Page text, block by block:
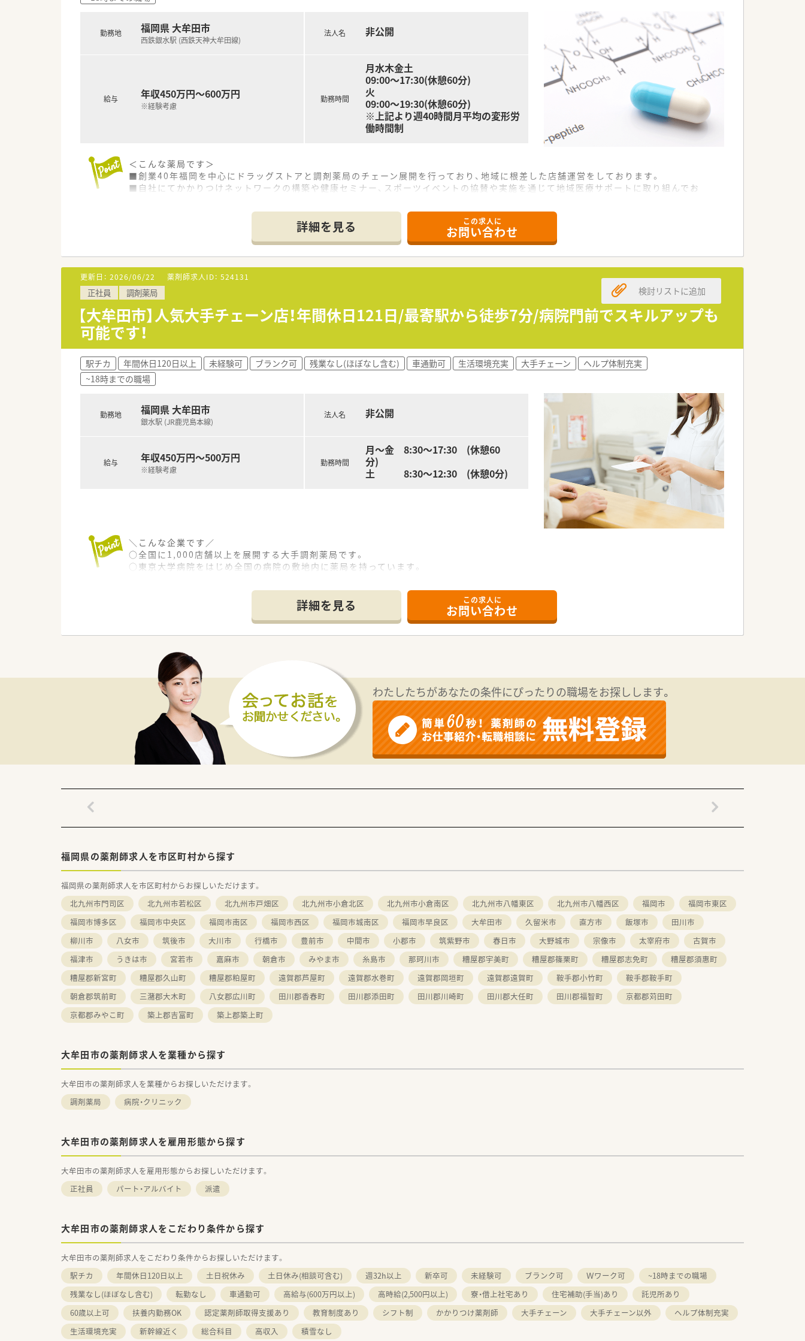
M&Aによる店舗拡大と業界のリーディングカンパニーとして成長を続けています。
＼研修制度／
認定薬剤師取得支援制度、各種学会参加、大学院奨学資金制度、他）
海外研修を含めて50種類以上の研修プログラムで社員の成長をサポートしてくれます。
〇個別の教育プログラムによってスキルアップをサポート！
新入社員研修、フォローアップ研修、マネジメント研修と段階を追って
5年の教育プログラムを実施しています。
年間休日120日以上、「連続休暇制度（年に1回、最大9連休を取得できる制度）」等
プライベートも充実出来る様にワークライフバランスを後押ししてくれる制度が充実しています。
〇社員割引制度、財形貯蓄制度、スポーツジム優待等が受けられる他、
提携の保養施設は全国に40ヵ所あります。
産休、育休取得はもちろんのこと、育児短時間勤務制度を実施
育児休業より復帰後、1日最大2時間短縮して勤務できる制度です。
法律では3歳までですが、同社では小学校就学時までの期間利用可能♪
〇転居を伴う異動のある採用枠もありますが(転居を伴わない採用も可)
帰省旅費（年2回5万円まで）と帰省休暇（連続4日間）を受けられます。
勤務地 福岡県 大牟田市
西鉄銀水駅 (西鉄天神大牟田線)
給与 年収450万円～600万円
※経験考慮
法人名 非公開
勤務時間
月水木金土
09:00～17:30(休憩60分)
火
09:00～19:30(休憩60分)
※上記より週40時間月平均の変形労
働時間制
＜こんな薬局です＞
■創業40年福岡を中心にドラッグストアと調剤薬局のチェーン展開を行っており、地域に根差した店舗運営をしております。
■自社にてかかりつけネットワークの構築や健康セミナー、スポーツイベントの協賛や実施を通じて地域医療サポートに取り組んでお
■調剤ロボット等、最新の調剤機器を導入し調剤・監査業務を効率化することで薬剤師の対人業務を強化しております。
■ドラッグ部門と調剤部門は分かれておりますのでOTCの知識を身に着けながらもしっかりと分業ができております。
■調剤専門の店舗です。
■お車での通勤が便利なエリアです。
■精神科メイン応需の薬局です。
＜ワークライフ・バランスを推進＞
■社員の健康増進に取り組み、残業時間も毎年改善傾向で平均8時間/月！ホワイト500にも認定されています！
■産育休からの復帰率97.2％と女性も長く働くことができる企業です。
■離職率7.4％と新卒からの定着率も高く「働きやすい」と定評のある企業です。
■年間休日110日。今後、毎年年間休日数を増やして行く予定です！
＜薬局としての取り組みについて＞
■会社内の勉強会も充実しており新人研修・中堅研修・管理者研修の他、専門別研修として薬局経営学、労務管理なども学べます。
中途社員に関しては必要に応じて新人研修を受ける事が出来るので未経験の方でも安心できます。
■店舗売上に影響されない個人評価制度を導入。個人の取り組みや努力が正当に評価される為やりがいがあります。
■時間外でも処方箋・OTCの受け取りが可能な“最新のAIロボット導入の最先端調剤薬局”の開局など、
詳細を見る この求人に
お問い合わせ
更新日： 2026/06/22 薬剤師求人ID： 524131
正社員 調剤薬局
【大牟田市】人気大手チェーン店！年間休日121日/最寄駅から徒歩7分/病院門前でスキルアップも
可能です！
検討リストに追加
駅チカ 年間休日120日以上 未経験可 ブランク可 残業なし(ほぼなし含む) 車通勤可 生活環境充実 大手チェーン
ヘルプ体制充実
~18時までの職場
勤務地 福岡県 大牟田市
銀水駅 (JR鹿児島本線)
給与 年収450万円～500万円
※経験考慮
法人名 非公開
勤務時間
月～金 8:30～17:30 (休憩60
分)
土 8:30～12:30 (休憩0分)
＼こんな企業です／
○全国に1,000店舗以上を展開する大手調剤薬局です。
○東京大学病院をはじめ全国の病院の敷地内に薬局を持っています。
○全店「同一の機械・システム」を採用しており、且つ処方箋の応需内容が多岐にわたる（敷地内・病院門前・医療モール・CL門前）ので、ス
○長期就業＆自己研讃を続ける事で給与があがる仕組みになっており、将来的に高年収も狙う事が出来ます。
○インターネットを使って処方薬の飲み方を遠隔指導する「オンライン服薬指導」、今後も病院の「敷地内薬局」の推進、女性客の取り込
みを狙う店舗でデザインの一新。
M&Aによる店舗拡大と業界のリーディングカンパニーとして成長を続けています。
○どの店舗も、最新システムが整っています！
＼福利厚生／
〇「社員第一主義」を掲げている同社では、福利厚生面が手厚く
年間休日120日以上、「連続休暇制度（年に1回、最大9連休を取得できる制度）」等
プライベートも充実出来る様にワークライフバランスを後押ししてくれる制度が充実しています。
〇社員割引制度、財形貯蓄制度、スポーツジム優待等が受けられる他、提携の保養施設は全国に40ヵ所あります。
〇産休・育休・時短勤務者2,097人以上等、どれも業界トップクラスの実績!
産休、育休取得はもちろんのこと、育児短時間勤務制度を実施
詳細を見る この求人に
お問い合わせ
わたしたちがあなたの条件にぴったりの職場をお探しします。
福岡県の薬剤師求人を市区町村から探す
福岡県の薬剤師求人を市区町村からお探しいただけます。
北九州市門司区
北九州市若松区 北九州市戸畑区 北九州市小倉北区 北九州市小倉南区 北九州市八幡東区 北九州市八幡西区 福岡市
福岡市東区
福岡市博多区
福岡市中央区 福岡市南区 福岡市西区 福岡市城南区 福岡市早良区 大牟田市 久留米市 直方市 飯塚市
田川市
柳川市
八女市 筑後市 大川市 行橋市 豊前市 中間市 小郡市 筑紫野市 春日市 大野城市 宗像市 太宰府市
古賀市
福津市
うきは市 宮若市 嘉麻市 朝倉市 みやま市 糸島市 那珂川市 糟屋郡宇美町 糟屋郡篠栗町 糟屋郡志免町
糟屋郡須惠町
糟屋郡新宮町
糟屋郡久山町 糟屋郡粕屋町 遠賀郡芦屋町 遠賀郡水巻町 遠賀郡岡垣町 遠賀郡遠賀町 鞍手郡小竹町
鞍手郡鞍手町
朝倉郡筑前町
三潴郡大木町 八女郡広川町 田川郡香春町 田川郡添田町 田川郡川崎町 田川郡大任町 田川郡福智町
京都郡苅田町
京都郡みやこ町
築上郡吉富町 築上郡築上町
大牟田市の薬剤師求人を業種から探す
大牟田市の薬剤師求人を業種からお探しいただけます。
調剤薬局
病院・クリニック
大牟田市の薬剤師求人を雇用形態から探す
大牟田市の薬剤師求人を雇用形態からお探しいただけます。
正社員
パート・アルバイト 派遣
大牟田市の薬剤師求人をこだわり条件から探す
大牟田市の薬剤師求人をこだわり条件からお探しいただけます。
駅チカ
年間休日120日以上 土日祝休み 土日休み(相談可含む) 週32h以上 新卒可 未経験可 ブランク可 Ｗワーク可
~18時までの職場
残業なし(ほぼなし含む)
転勤なし 車通勤可 高給与(600万円以上) 高時給(2,500円以上) 寮・借上社宅あり 住宅補助(手当)あり
託児所あり
60歳以上可
扶養内勤務OK 認定薬剤師取得支援あり 教育制度あり シフト制 かかりつけ薬剤師 大手チェーン 大手チェーン以外
ヘルプ体制充実
生活環境充実
新幹線近く 総合科目 高収入 積雪なし